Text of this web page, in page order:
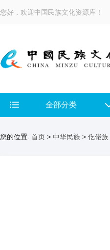
您好，欢迎中国民族文化资源库！
全部分类
您的位置: 首页 > 中华民族 > 仡佬族